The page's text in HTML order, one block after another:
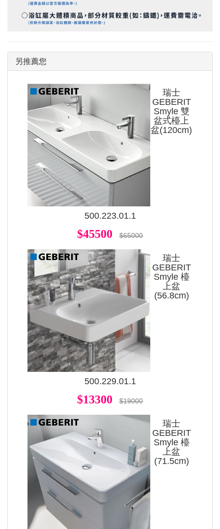
另推薦您
瑞士
GEBERIT
Smyle 雙
盆式檯上
盆(120cm)
500.223.01.1
$45500 $65000
瑞士
GEBERIT
Smyle 檯
上盆
(56.8cm)
500.229.01.1
$13300 $19000
瑞士
GEBERIT
Smyle 檯
上盆
(71.5cm)